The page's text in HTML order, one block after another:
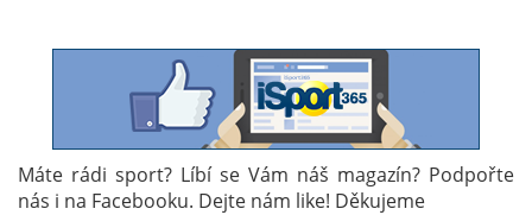
Žídek také přiznal, že někdy se příprava lyží
nepovede a biatlonisti nemají vhodně namazáno.
„Naším cílem je, že v nejhorším bude závodník
připraven do průměru. Ale chceme mít samozřejmě
Máte rádi sport? Líbí se Vám náš magazín? Podpořte
nás i na Facebooku. Dejte nám like! Děkujeme